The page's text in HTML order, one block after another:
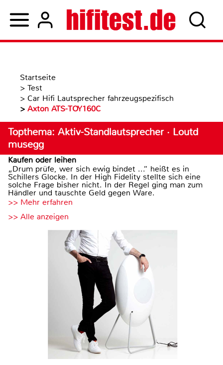
Startseite
> Test
> Car Hifi Lautsprecher fahrzeugspezifisch
> Axton ATS-TOY160C
Topthema: Aktiv-Standlautsprecher · Loutd
musegg
Kaufen oder leihen
„Drum prüfe, wer sich ewig bindet ...“ heißt es in
Schillers Glocke. In der High Fidelity stellte sich eine
solche Frage bisher nicht. In der Regel ging man zum
Händler und tauschte Geld gegen Ware.
>> Mehr erfahren
>> Alle anzeigen